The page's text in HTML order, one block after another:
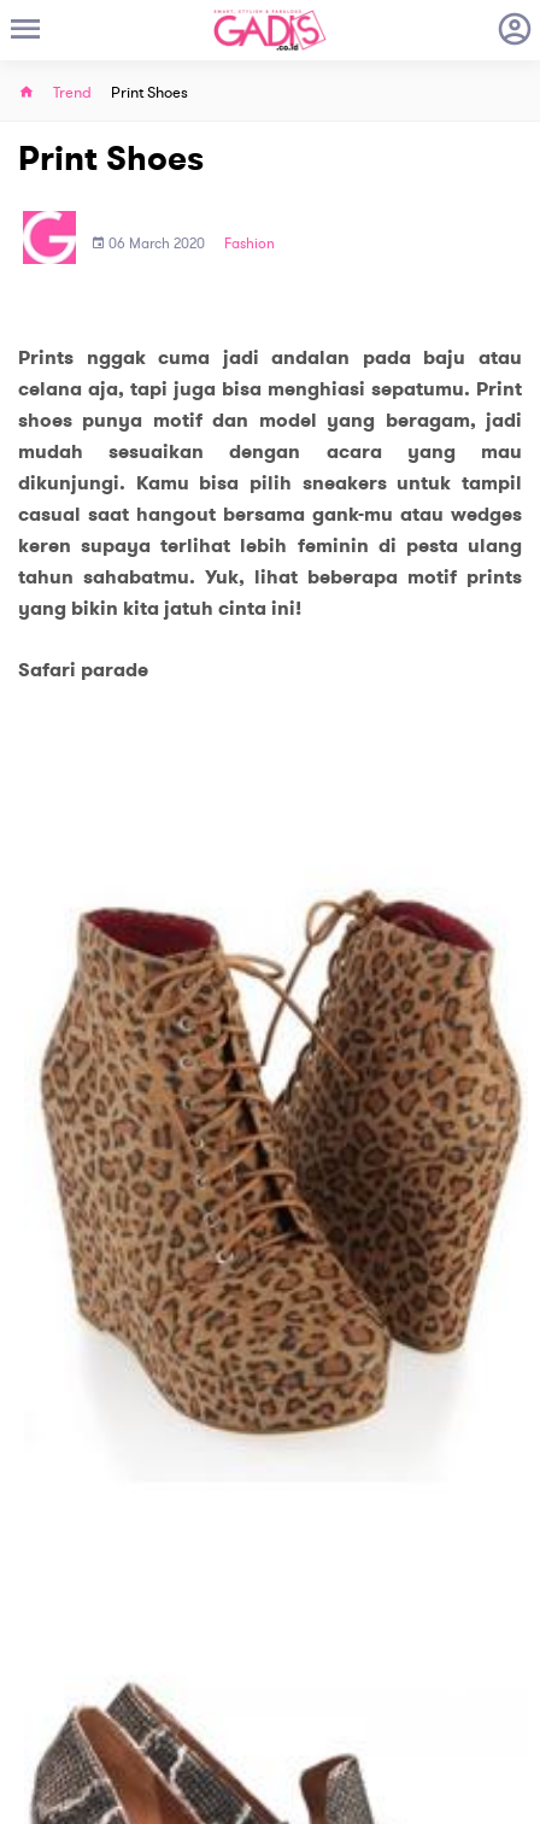
Trend Print Shoes
Print Shoes
06 March 2020 Fashion
Prints nggak cuma jadi andalan pada baju atau
celana aja, tapi juga bisa menghiasi sepatumu. Print
shoes punya motif dan model yang beragam, jadi
mudah sesuaikan dengan acara yang mau
dikunjungi. Kamu bisa pilih sneakers untuk tampil
casual saat hangout bersama gank-mu atau wedges
keren supaya terlihat lebih feminin di pesta ulang
tahun sahabatmu. Yuk, lihat beberapa motif prints
yang bikin kita jatuh cinta ini!
Safari parade